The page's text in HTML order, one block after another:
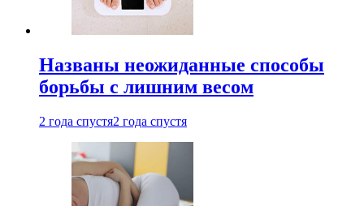
Названы неожиданные способы
борьбы с лишним весом
2 года спустя2 года спустя